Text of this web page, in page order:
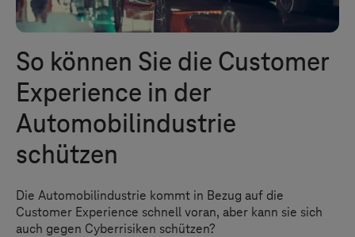
So können Sie die Customer
Experience in der
Automobilindustrie
schützen
Die Automobilindustrie kommt in Bezug auf die
Customer Experience schnell voran, aber kann sie sich
auch gegen Cyberrisiken schützen?